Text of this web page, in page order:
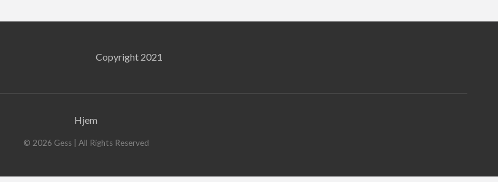
Copyright 2021
Hjem
© 2026 Gess| All Rights Reserved